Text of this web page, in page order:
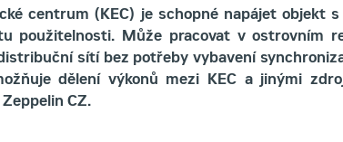
centrum (KEC) je schopné napájet objekt
použitelnosti. Může pracovat v ostrovním
sítí bez potřeby vybavení
dělení výkonů mezi KEC a jinými
CZ.